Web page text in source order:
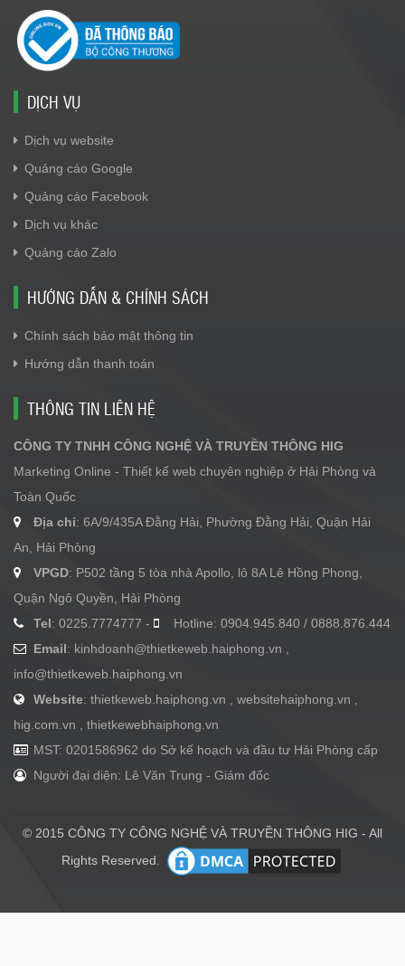
DỊCH VỤ
Dịch vụ website
Quảng cáo Google
Quảng cáo Facebook
Dịch vụ khác
Quảng cáo Zalo
HƯỚNG DẪN & CHÍNH SÁCH
Chính sách bảo mật thông tin
Hướng dẫn thanh toán
THÔNG TIN LIÊN HỆ
CÔNG TY TNHH CÔNG NGHỆ VÀ TRUYỀN THÔNG HIG
Marketing Online - Thiết kế web chuyên nghiệp ở Hải Phòng và
Toàn Quốc
Địa chỉ: 6A/9/435A Đằng Hải, Phường Đằng Hải, Quận Hải
An, Hải Phòng
VPGD: P502 tầng 5 tòa nhà Apollo, lô 8A Lê Hồng Phong,
Quận Ngô Quyền, Hải Phòng
Tel: 0225.7774777 -
Hotline: 0904.945.840 / 0888.876.444
Email: kinhdoanh@thietkeweb.haiphong.vn
info@thietkeweb.haiphong.vn
Website: thietkeweb.haiphong.vn , websitehaiphong.vn ,
hig.com.vn , thietkewebhaiphong.vn
MST: 0201586962 do Sở kế hoạch và đầu tư Hải Phòng cấp
Người đại diện: Lê Văn Trung - Giám đốc
© 2015 CÔNG TY CÔNG NGHỆ VÀ TRUYỀN THÔNG HIG - All
Rights Reserved.